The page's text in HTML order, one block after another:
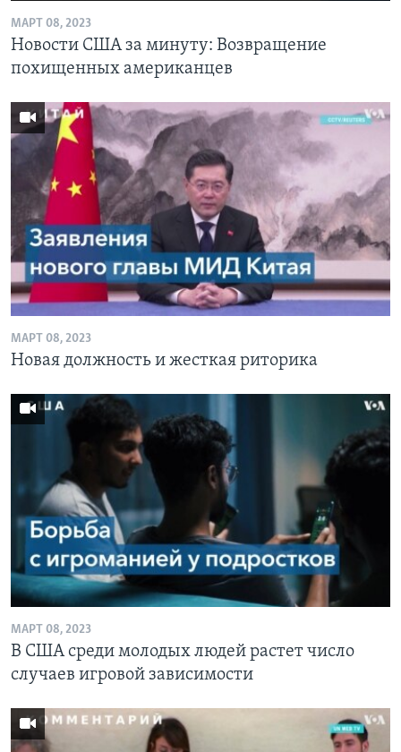
МАРТ 08, 2023
Новости США за минуту: Возвращение
похищенных американцев
МАРТ 08, 2023
Новая должность и жесткая риторика
МАРТ 08, 2023
В США среди молодых людей растет число
случаев игровой зависимости